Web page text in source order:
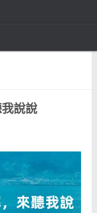
羯座 射手座
說說